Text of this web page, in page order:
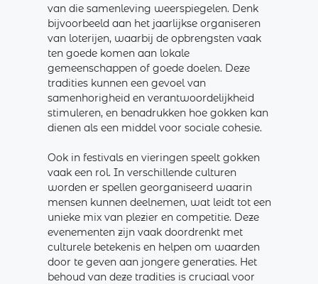
van die samenleving weerspiegelen. Denk
bijvoorbeeld aan het jaarlijkse organiseren
van loterijen, waarbij de opbrengsten vaak
ten goede komen aan lokale
gemeenschappen of goede doelen. Deze
tradities kunnen een gevoel van
samenhorigheid en verantwoordelijkheid
stimuleren, en benadrukken hoe gokken kan
dienen als een middel voor sociale cohesie.
Ook in festivals en vieringen speelt gokken
vaak een rol. In verschillende culturen
worden er spellen georganiseerd waarin
mensen kunnen deelnemen, wat leidt tot een
unieke mix van plezier en competitie. Deze
evenementen zijn vaak doordrenkt met
culturele betekenis en helpen om waarden
door te geven aan jongere generaties. Het
behoud van deze tradities is cruciaal voor